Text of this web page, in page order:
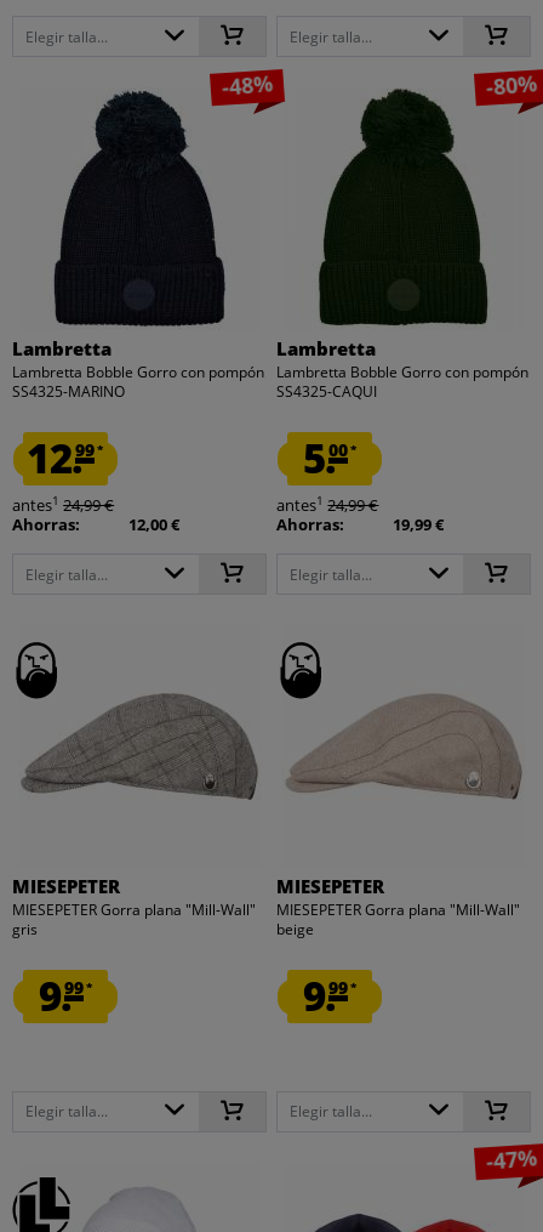
Elegir talla... Elegir talla...
-48%
Lambretta
Lambretta Bobble Gorro con pompón
SS4325-MARINO
12.99*
antes1 24,99 €
Ahorras:
12,00 €
Elegir talla...
-80%
Lambretta
Lambretta Bobble Gorro con pompón
SS4325-CAQUI
5.00*
antes1 24,99 €
Ahorras:
19,99 €
Elegir talla...
MIESEPETER
MIESEPETER Gorra plana "Mill-Wall"
gris
9.99*
Elegir talla...
MIESEPETER
MIESEPETER Gorra plana "Mill-Wall"
beige
9.99*
Elegir talla...
-47%